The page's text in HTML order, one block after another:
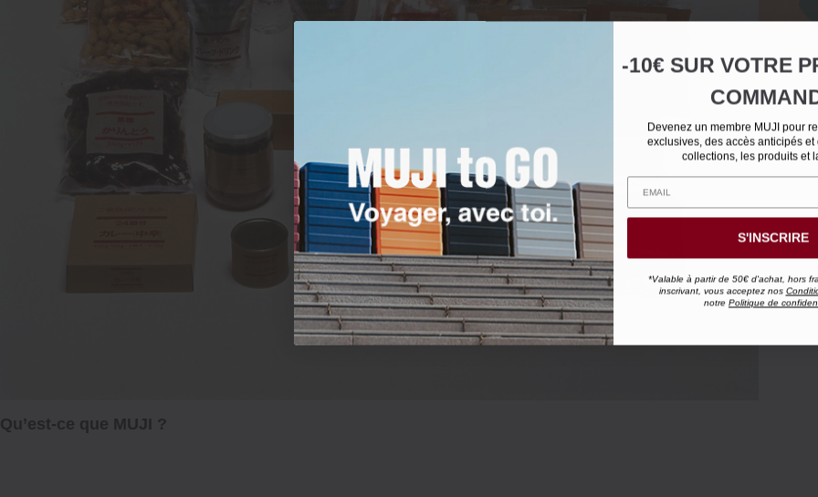
Qu’est-ce que MUJI ?
-10€ SUR VOTRE
Devenez un membre MUJI pour
exclusives, des accès anticipés et
collections, les produits et
S'INSCRIRE
*Valable à partir de 50€ d'achat, hors
inscrivant, vous acceptez nos
notre Politique de